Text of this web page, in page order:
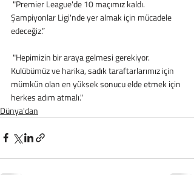
Şampiyonlar Ligi'nde yer almak için mücadele
edeceğiz.”
Kulübümüz ve harika, sadık taraftarlarımız için
mümkün olan en yüksek sonucu elde etmek için
herkes adım atmalı."
Dünya'dan